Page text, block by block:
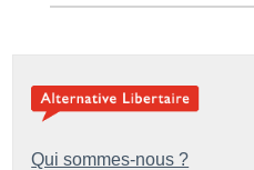
Qui sommes-nous ?